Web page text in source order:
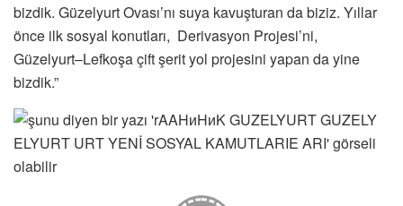
bizdik. Güzelyurt Ovası’nı suya kavuşturan da biziz. Yıllar
önce ilk sosyal konutları, Derivasyon Projesi’ni,
Güzelyurt–Lefkoşa çift şerit yol projesini yapan da yine
bizdik.”